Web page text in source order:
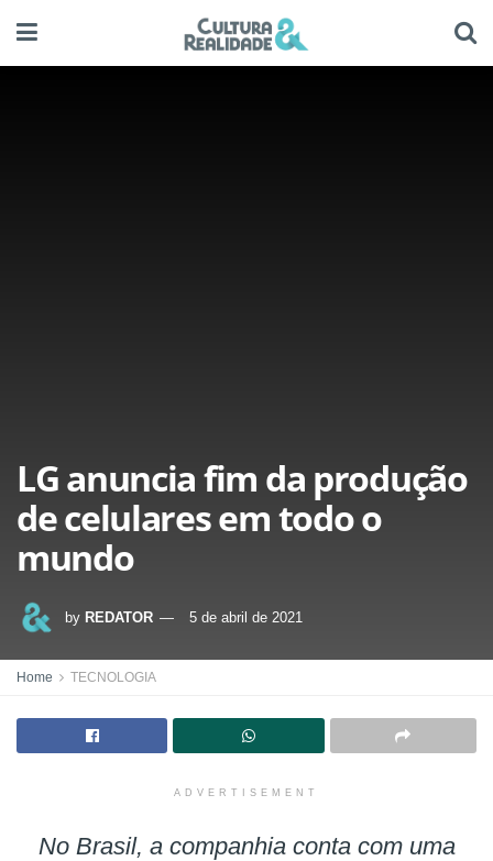
LG anuncia fim da produção
de celulares em todo o
mundo
by REDATOR 5 de abril de 2021
Home TECNOLOGIA
ADVERTISEMENT
No Brasil, a companhia conta com uma